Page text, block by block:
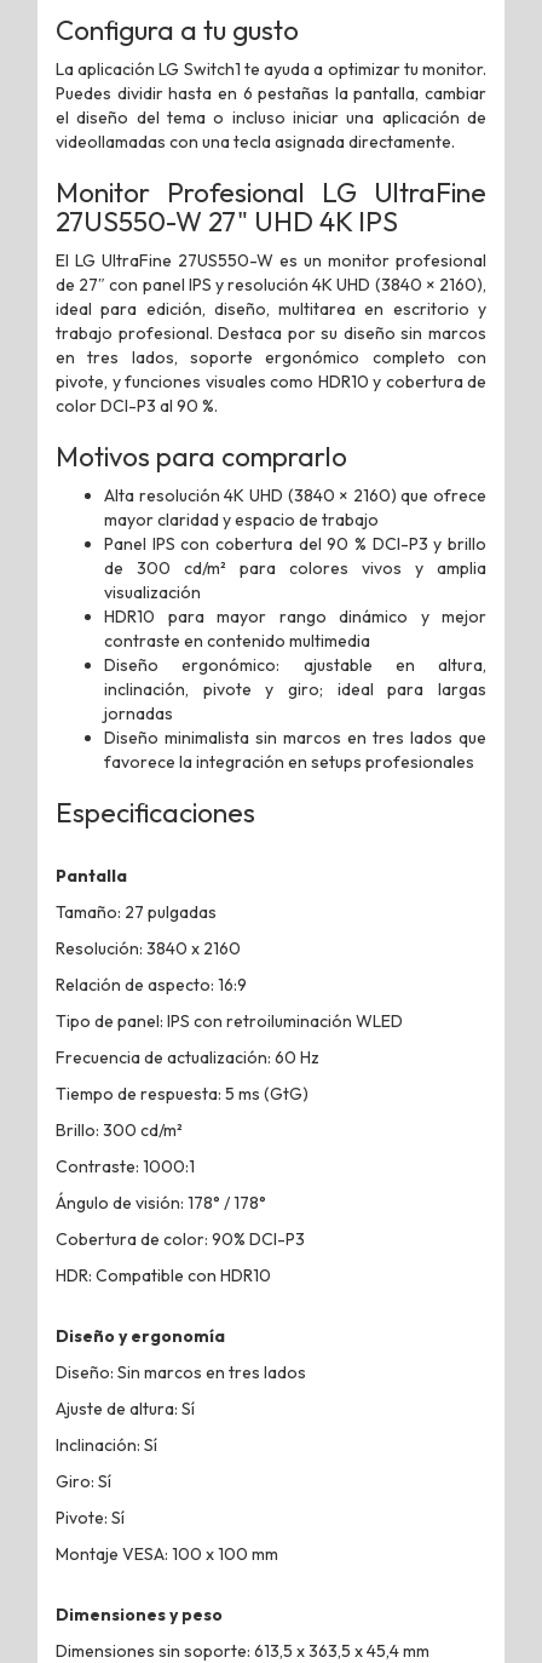
Configura a tu gusto
La aplicación LG Switch1 te ayuda a optimizar tu monitor.
Puedes dividir hasta en 6 pestañas la pantalla, cambiar
el diseño del tema o incluso iniciar una aplicación de
videollamadas con una tecla asignada directamente.
Monitor Profesional LG UltraFine
27US550-W 27" UHD 4K IPS
El LG UltraFine 27US550-W es un monitor profesional
de 27″ con panel IPS y resolución 4K UHD (3840 × 2160),
ideal para edición, diseño, multitarea en escritorio y
trabajo profesional. Destaca por su diseño sin marcos
en tres lados, soporte ergonómico completo con
pivote, y funciones visuales como HDR10 y cobertura de
color DCI-P3 al 90 %.
Motivos para comprarlo
Alta resolución 4K UHD (3840 × 2160) que ofrece
mayor claridad y espacio de trabajo
Panel IPS con cobertura del 90 % DCI-P3 y brillo
de 300 cd/m² para colores vivos y amplia
visualización
HDR10 para mayor rango dinámico y mejor
contraste en contenido multimedia
Diseño ergonómico: ajustable en altura,
inclinación, pivote y giro; ideal para largas
jornadas
Diseño minimalista sin marcos en tres lados que
favorece la integración en setups profesionales
Especificaciones
Pantalla
Tamaño: 27 pulgadas
Resolución: 3840 x 2160
Relación de aspecto: 16:9
Tipo de panel: IPS con retroiluminación WLED
Frecuencia de actualización: 60 Hz
Tiempo de respuesta: 5 ms (GtG)
Brillo: 300 cd/m²
Contraste: 1000:1
Ángulo de visión: 178° / 178°
Cobertura de color: 90% DCI-P3
HDR: Compatible con HDR10
Diseño y ergonomía
Diseño: Sin marcos en tres lados
Ajuste de altura: Sí
Inclinación: Sí
Giro: Sí
Pivote: Sí
Montaje VESA: 100 x 100 mm
Dimensiones y peso
Dimensiones sin soporte: 613,5 x 363,5 x 45,4 mm